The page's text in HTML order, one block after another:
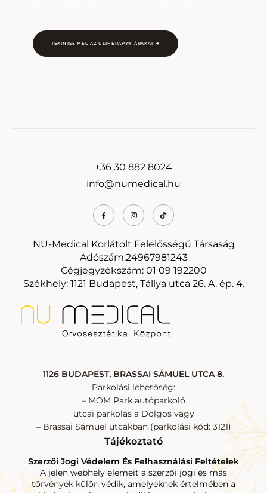
TEKINTSE MEG AZ ULTHERAPY® ÁRAKAT ➔
1126 BUDAPEST, BRASSAI SÁMUEL UTCA 8.
Parkolási lehetőség:
– MOM Park autóparkoló
utcai parkolás a Dolgos vagy
– Brassai Sámuel utcákban (parkolási kód: 3121)
+36 30 882 8024
info@numedical.hu
NU-Medical Korlátolt Felelősségű Társaság
Adószám:24967981243
Cégjegyzékszám: 01 09 192200
Székhely: 1121 Budapest, Tállya utca 26. A. ép. 4.
Tájékoztató
Szerzői Jogi Védelem És Felhasználási Feltételek
A jelen webhely elemeit a szerzői jogi és más
törvények külön védik, amelyeknek értelmében a